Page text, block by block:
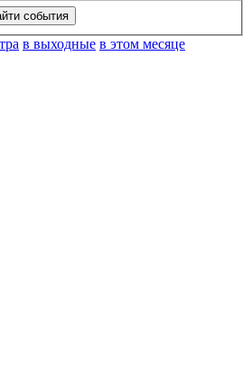
в выходные в этом месяце